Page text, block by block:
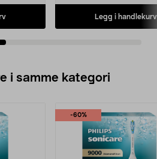
Legg i handlekurv
i samme kategori
-60%